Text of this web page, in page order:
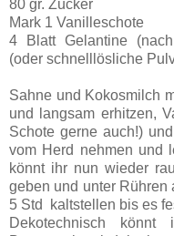
80 gr. Zucker
Mark 1 Vanilleschote
4 Blatt Gelantine
(oder schnelllösliche
Sahne und Kokosmilch
und langsam erhitzen,
Schote gerne auch!)
vom Herd nehmen und
könnt ihr nun wieder
geben und unter Rühren
5 Std
kaltstellen bis es
Dekotechnisch